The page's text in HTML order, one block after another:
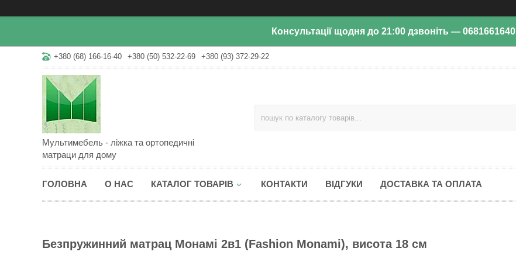
Консультації щодня до 21:00 дзвоніть — 0681661640
+380 (68) 166-16-40 +380 (50) 532-22-69 +380 (93) 372-29-22
Мультимебель - ліжка та ортопедичні
матраци для дому
ГОЛОВНА О НАС КАТАЛОГ ТОВАРІВ КОНТАКТИ ВІДГУКИ ДОСТАВКА ТА ОПЛАТА
Безпружинний матрац Монамі 2в1 (Fashion Monami), висота 18 см